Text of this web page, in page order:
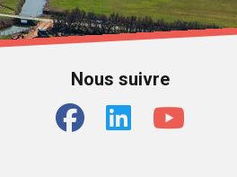
Nous suivre